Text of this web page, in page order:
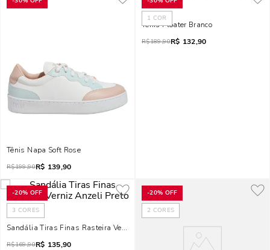
Tênis Napa Soft Rose
R$199,90R$ 139,90
1 COR
Tênis Floater Branco
R$189,90R$ 132,90
-20% OFF
3 CORES
Sandália Tiras Finas Rasteira Verniz Anzeli Preto
R$169,90R$ 135,90
-20% OFF
2 CORES